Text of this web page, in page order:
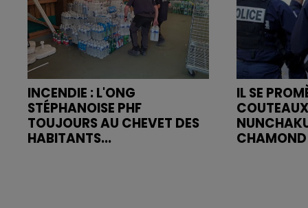
INCENDIE : L'ONG
STÉPHANOISE PHF
TOUJOURS AU CHEVET DES
HABITANTS...
IL SE
CHAMOND